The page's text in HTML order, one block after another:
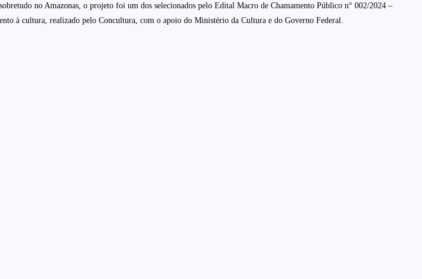
no Amazonas, o projeto foi um dos selecionados pelo Edital Macro de Chamamento Público n° 002/2024 –
à cultura, realizado pelo Concultura, com o apoio do Ministério da Cultura e do Governo Federal.